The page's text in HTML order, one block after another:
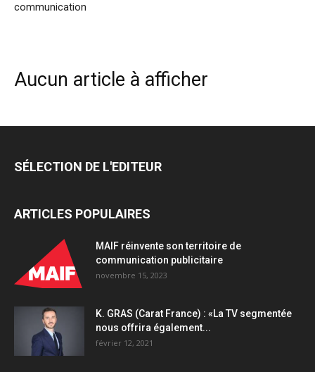
communication
Aucun article à afficher
SÉLECTION DE L'EDITEUR
ARTICLES POPULAIRES
MAIF réinvente son territoire de
communication publicitaire
novembre 15, 2023
K. GRAS (Carat France) : «La TV segmentée
nous offrira également...
février 12, 2021